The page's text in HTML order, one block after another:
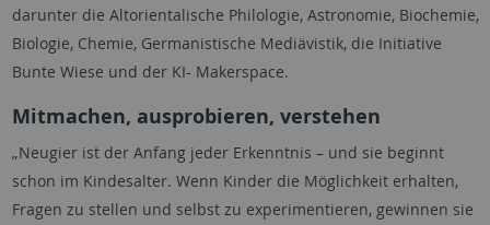
darunter die Altorientalische Philologie, Astronomie, Biochemie,
Biologie, Chemie, Germanistische Mediävistik, die Initiative
Bunte Wiese und der KI- Makerspace.
Mitmachen, ausprobieren, verstehen
„Neugier ist der Anfang jeder Erkenntnis – und sie beginnt
schon im Kindesalter. Wenn Kinder die Möglichkeit erhalten,
Fragen zu stellen und selbst zu experimentieren, gewinnen sie